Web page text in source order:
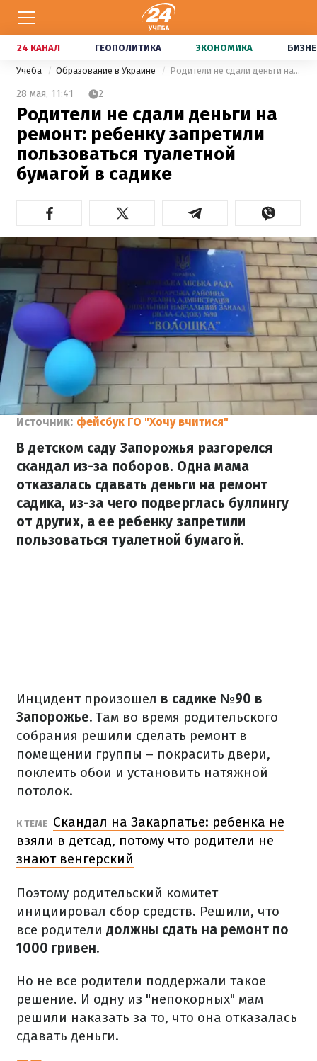
24 КАНАЛ ГЕОПОЛИТИКА ЭКОНОМИКА
Учеба Образование в Украине Родители не сдали деньги на ремонт: ребенку запретили пользоваться туалетной бумагой в садике
28 мая, 11:41 2
Родители не сдали деньги на
ремонт: ребенку запретили
пользоваться туалетной
бумагой в садике
Источник: фейсбук ГО "Хочу вчитися"
В детском саду Запорожья разгорелся
скандал из-за поборов. Одна мама
отказалась сдавать деньги на ремонт
садика, из-за чего подверглась буллингу
от других, а ее ребенку запретили
пользоваться туалетной бумагой.
Инцидент произошел в садике №90 в
Запорожье. Там во время родительского
собрания решили сделать ремонт в
помещении группы – покрасить двери,
поклеить обои и установить натяжной
потолок.
К ТЕМЕ Скандал на Закарпатье: ребенка не
взяли в детсад, потому что родители не
знают венгерский
Поэтому родительский комитет
инициировал сбор средств. Решили, что
все родители должны сдать на ремонт по
1000 гривен.
Но не все родители поддержали такое
решение. И одну из "непокорных" мам
решили наказать за то, что она отказалась
сдавать деньги.